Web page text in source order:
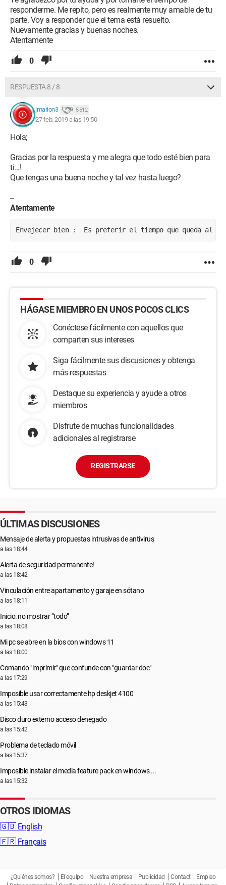
responderme. Me repito, pero es realmente muy amable de tu
parte. Voy a responder que el tema está resuelto.
Nuevamente gracias y buenas noches.
Atentamente
0
RESPUESTA 8 / 8
jmarion3 5 512
27 feb. 2019 a las 19:50
Hola;
Gracias por la respuesta y me alegra que todo esté bien para
ti...!
Que tengas una buena noche y tal vez hasta luego?
--
Atentamente
Envejecer bien :  Es preferir el tiempo que queda al
0
HÁGASE MIEMBRO EN UNOS POCOS CLICS
Conéctese fácilmente con aquellos que
comparten sus intereses
Siga fácilmente sus discusiones y obtenga
más respuestas
Destaque su experiencia y ayude a otros
miembros
Disfrute de muchas funcionalidades
adicionales al registrarse
REGISTRARSE
ÚLTIMAS DISCUSIONES
Mensaje de alerta y propuestas intrusivas de antivirus
a las 18:44
Alerta de seguridad permanente!
a las 18:42
Vinculación entre apartamento y garaje en sótano
a las 18:11
Inicio: no mostrar “todo”
a las 18:08
Mi pc se abre en la bios con windows 11
a las 18:00
Comando "imprimir" que confunde con "guardar doc"
a las 17:29
Imposible usar correctamente hp deskjet 4100
a las 15:43
Disco duro externo acceso denegado
a las 15:42
Problema de teclado móvil
a las 15:37
Imposible instalar el media feature pack en windows ...
a las 15:32
OTROS IDIOMAS
🇬🇧 English
🇫🇷 Français
¿Quiénes somos? El equipo Nuestra empresa Publicidad Contact
Empleo